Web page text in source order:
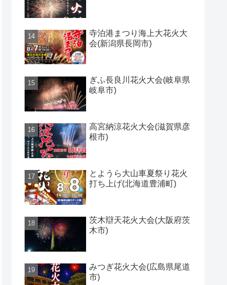
寺泊港まつり海上大花火大
会(新潟県長岡市)
ぎふ長良川花火大会(岐阜県
岐阜市)
高宮納涼花火大会(滋賀県彦
根市)
とようら大山車夏祭り花火
打ち上げ(北海道豊浦町)
茨木辯天花火大会(大阪府茨
木市)
みつぎ花火大会(広島県尾道
市)